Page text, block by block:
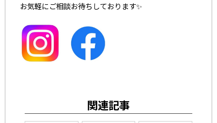
お気軽にご相談お待ちしております✨
関連記事